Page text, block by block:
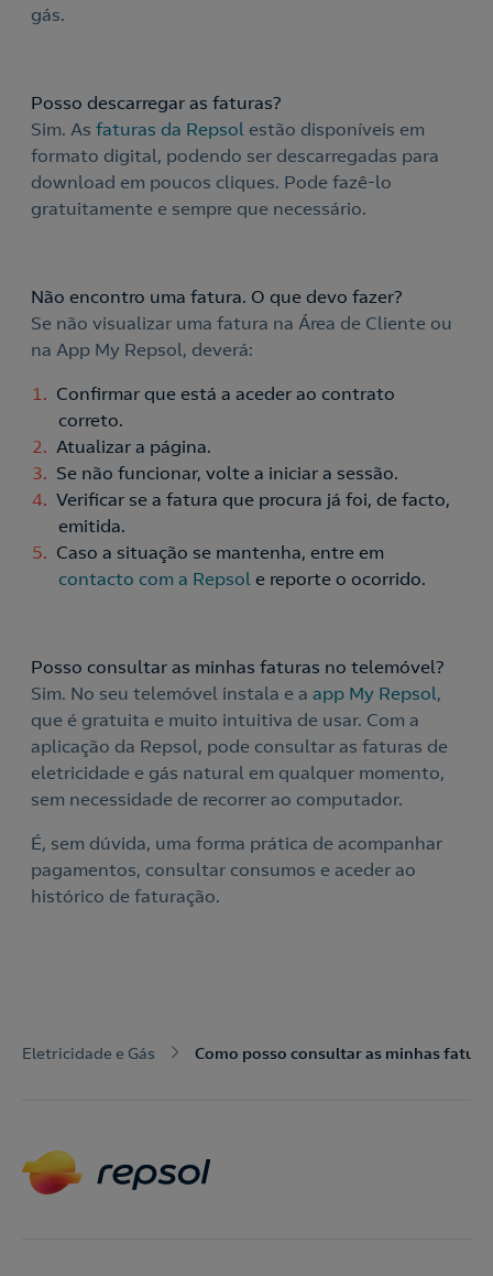
Contacte-nos para novas contratações
o
gás.
Posso descarregar as faturas?
Sim. As faturas da Repsol estão disponíveis em
formato digital, podendo ser descarregadas para
download em poucos cliques. Pode fazê-lo
gratuitamente e sempre que necessário.
Não encontro uma fatura. O que devo fazer?
Se não visualizar uma fatura na Área de Cliente ou
na App My Repsol, deverá:
Confirmar que está a aceder ao contrato
correto.
Atualizar a página.
Se não funcionar, volte a iniciar a sessão.
Verificar se a fatura que procura já foi, de facto,
emitida.
Caso a situação se mantenha, entre em
contacto com a Repsol e reporte o ocorrido.
Posso consultar as minhas faturas no telemóvel?
Sim. No seu telemóvel instala e a app My Repsol,
que é gratuita e muito intuitiva de usar. Com a
aplicação da Repsol, pode consultar as faturas de
eletricidade e gás natural em qualquer momento,
sem necessidade de recorrer ao computador.
É, sem dúvida, uma forma prática de acompanhar
pagamentos, consultar consumos e aceder ao
histórico de faturação.
Eletricidade e Gás Como posso consultar as minhas